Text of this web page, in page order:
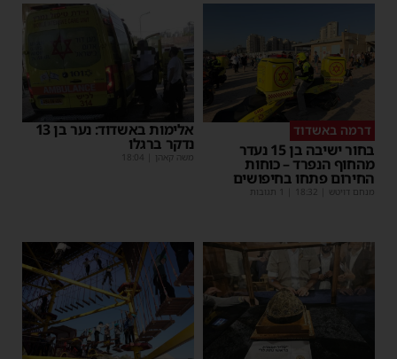
דרמה באשדוד
בחור ישיבה בן 15 נעדר
מהחוף הנפרד – כוחות
החירום פתחו בחיפושים
מנחם דויטש 18:32
אלימות באשדוד: נער בן 13
נדקר ברגלו
משה קאהן 18:04